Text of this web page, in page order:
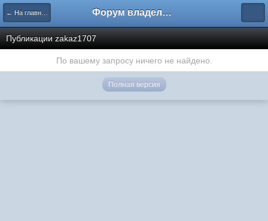
← На главную Форум владельцев интернет-магазинов
Публикации zakaz1707
По вашему запросу ничего не найдено.
Полная версия